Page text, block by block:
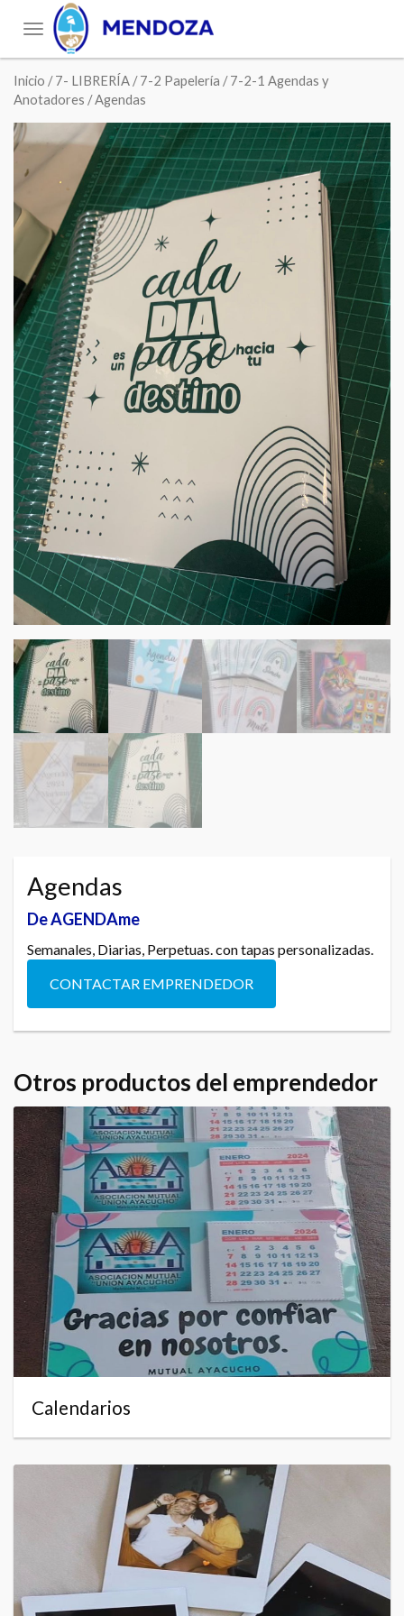
Toggle
navigation
Inicio /7- LIBRERÍA /7-2 Papelería /7-2-1 Agendas y
Anotadores / Agendas
Agendas
De AGENDAme
Semanales, Diarias, Perpetuas. con tapas personalizadas.
CONTACTAR EMPRENDEDOR
Otros productos del emprendedor
Calendarios